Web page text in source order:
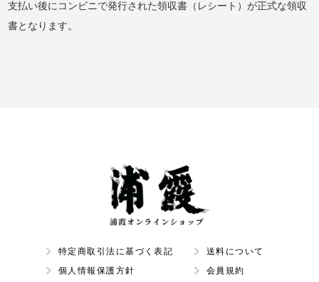
支払い後にコンビニで発行された領収書（レシート）が正式な領収
書となります。
特定商取引法に基づく表記
送料について
個人情報保護方針
会員規約